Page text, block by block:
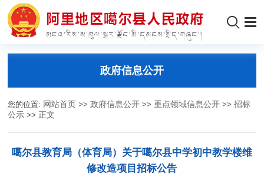
政府信息公开
您的位置: 网站首页 >>政府信息公开 >>重点领域信息公开 >>招标
公示 >> 正文
噶尔县教育局（体育局）关于噶尔县中学初中教学楼维
修改造项目招标公告